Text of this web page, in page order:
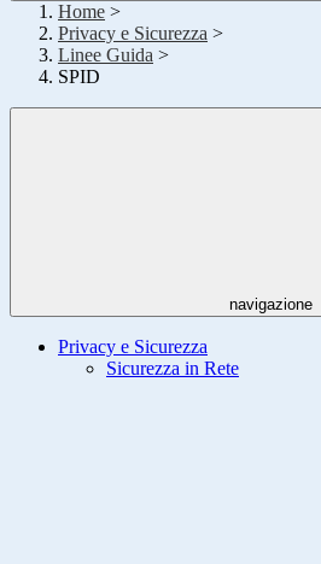
Home >
Privacy e Sicurezza >
Linee Guida >
SPID
navigazione
Privacy e Sicurezza
Sicurezza in Rete